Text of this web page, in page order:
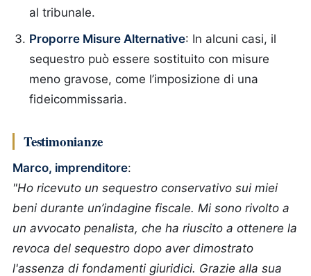
al tribunale.
Proporre Misure Alternative: In alcuni casi, il
sequestro può essere sostituito con misure
meno gravose, come l’imposizione di una
fideicommissaria.
Testimonianze
Marco, imprenditore:
"Ho ricevuto un sequestro conservativo sui miei
beni durante un’indagine fiscale. Mi sono rivolto a
un avvocato penalista, che ha riuscito a ottenere la
revoca del sequestro dopo aver dimostrato
l'assenza di fondamenti giuridici. Grazie alla sua